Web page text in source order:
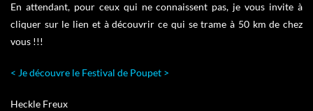
En attendant, pour ceux qui ne connaissent pas, je vous invite à
cliquer sur le lien et à découvrir ce qui se trame à 50 km de chez
vous !!!
< Je découvre le Festival de Poupet >
Heckle Freux